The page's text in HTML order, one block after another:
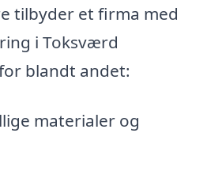
tilbyder et firma med
i Toksværd
blandt andet:
materialer og